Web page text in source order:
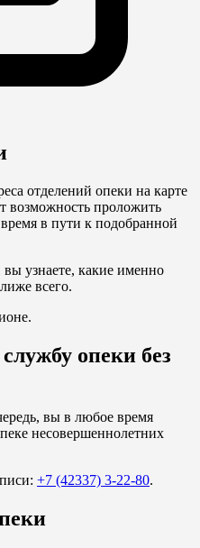
отделений опеки на карте
возможность проложить
в пути к подобранной
узнаете, какие именно
всего.
опеки без
вы в любое время
несовершеннолетних
+7 (42337) 3-22-80.